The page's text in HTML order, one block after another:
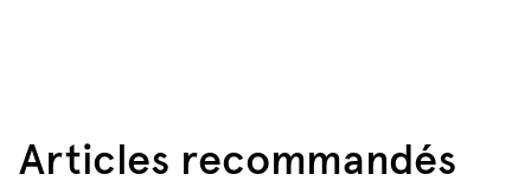
Articles recommandés